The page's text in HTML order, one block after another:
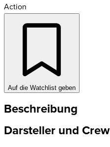
Action
Auf die Watchlist geben
Beschreibung
Darsteller und Crew